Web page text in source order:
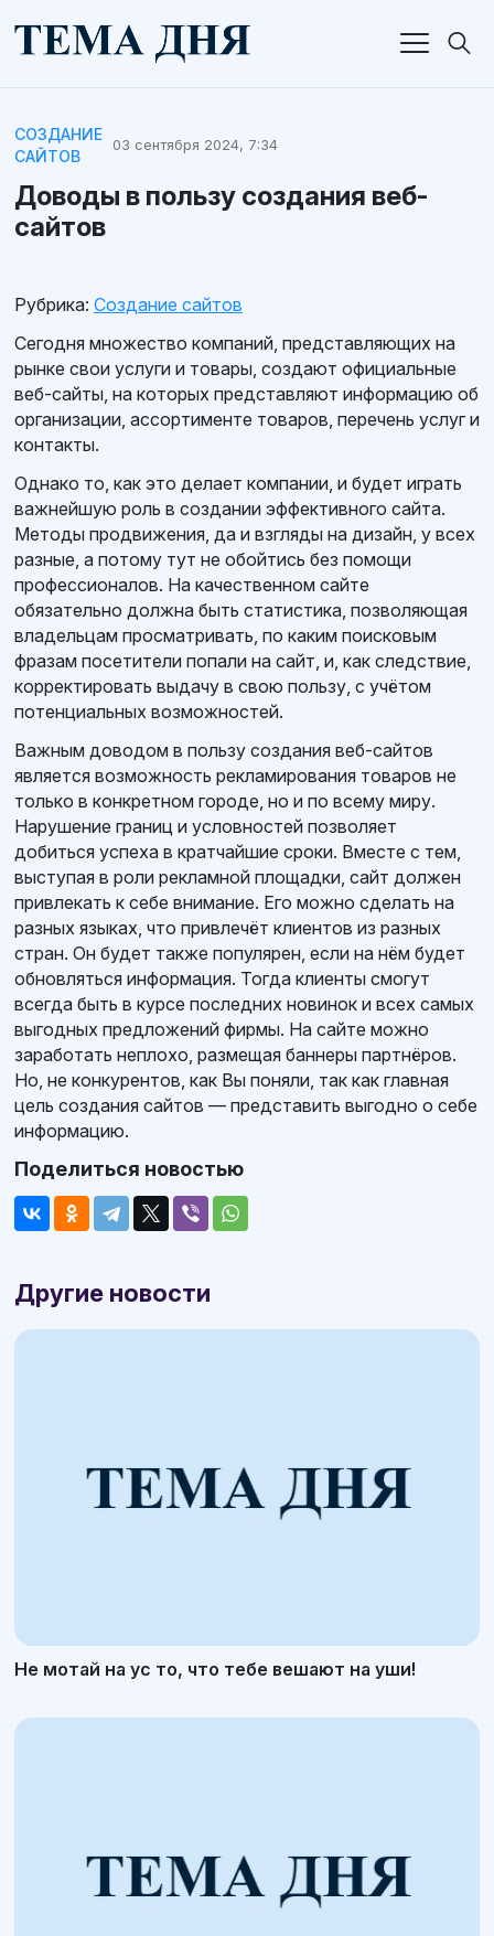
СОЗДАНИЕ
САЙТОВ
03 сентября 2024, 7:34
Доводы в пользу создания веб-
сайтов
Рубрика: Создание сайтов
Сегодня множество компаний, представляющих на
рынке свои услуги и товары, создают официальные
веб-сайты, на которых представляют информацию об
организации, ассортименте товаров, перечень услуг и
контакты.
Однако то, как это делает компании, и будет играть
важнейшую роль в создании эффективного сайта.
Методы продвижения, да и взгляды на дизайн, у всех
разные, а потому тут не обойтись без помощи
профессионалов. На качественном сайте
обязательно должна быть статистика, позволяющая
владельцам просматривать, по каким поисковым
фразам посетители попали на сайт, и, как следствие,
корректировать выдачу в свою пользу, с учётом
потенциальных возможностей.
Важным доводом в пользу создания веб-сайтов
является возможность рекламирования товаров не
только в конкретном городе, но и по всему миру.
Нарушение границ и условностей позволяет
добиться успеха в кратчайшие сроки. Вместе с тем,
выступая в роли рекламной площадки, сайт должен
привлекать к себе внимание. Его можно сделать на
разных языках, что привлечёт клиентов из разных
стран. Он будет также популярен, если на нём будет
обновляться информация. Тогда клиенты смогут
всегда быть в курсе последних новинок и всех самых
выгодных предложений фирмы. На сайте можно
заработать неплохо, размещая баннеры партнёров.
Но, не конкурентов, как Вы поняли, так как главная
цель создания сайтов — представить выгодно о себе
информацию.
Поделиться новостью
Другие новости
Не мотай на ус то, что тебе вешают на уши!